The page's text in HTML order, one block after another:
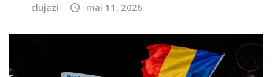
clujazi mai 11, 2026